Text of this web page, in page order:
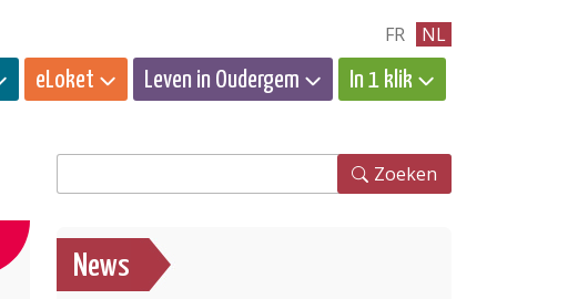
FR NL
eLoket Leven in Oudergem In 1 klik
Zoeken
News